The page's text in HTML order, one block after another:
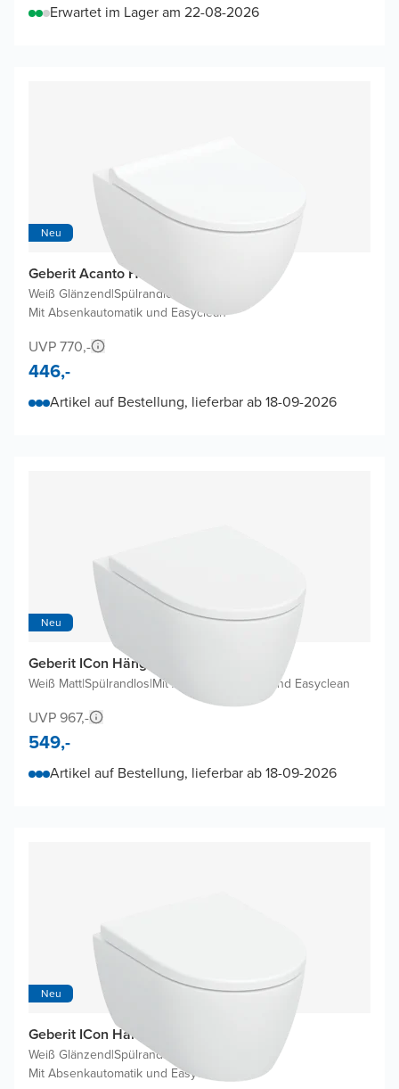
Erwartet im Lager am 22-08-2026
Neu
Geberit Acanto Hänge WC
Weiß Glänzend|Spülrandlos
Mit Absenkautomatik und Easyclean
UVP 770,-
446,-
Artikel auf Bestellung, lieferbar ab 18-09-2026
Neu
Geberit ICon Hänge WC
Weiß Matt|Spülrandlos|Mit Absenkautomatik und Easyclean
UVP 967,-
549,-
Artikel auf Bestellung, lieferbar ab 18-09-2026
Neu
Geberit ICon Hänge WC Kompakt
Weiß Glänzend|Spülrandlos
Mit Absenkautomatik und Easyclean